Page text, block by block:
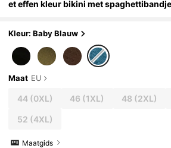
et effen kleur bikini met
Kleur: Baby Blauw
Maat EU
44(0XL) 46 (1XL) 48 (2XL)
52 (4XL)
Maatgids